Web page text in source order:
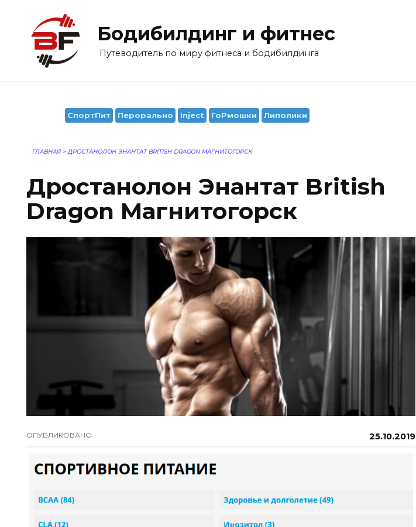
содержанию
Бодибилдинг и фитнес
Путеводитель по миру фитнеса и бодибилдинга
СпортПит Перорально Inject ГоРмошки Липолики
ГЛАВНАЯ > ДРОСТАНОЛОН ЭНАНТАТ BRITISH DRAGON МАГНИТОГОРСК
Дростанолон Энантат British
Dragon Магнитогорск
ОПУБЛИКОВАНО 25.10.2019